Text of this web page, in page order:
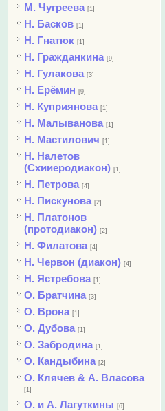
М. Чугреева [1]
Н. Басков [1]
Н. Гнатюк [1]
Н. Гражданкина [9]
Н. Гулакова [3]
Н. Ерёмин [9]
Н. Куприянова [1]
Н. Малыванова [1]
Н. Мастилович [1]
Н. Налетов
(Схииеродиакон) [1]
Н. Петрова [4]
Н. Пискунова [2]
Н. Платонов
(протодиакон) [2]
Н. Филатова [4]
Н. Червон (диакон) [4]
Н. Ястребова [1]
О. Братчина [3]
О. Врона [1]
О. Дубова [1]
О. Забродина [1]
О. Кандыбина [2]
О. Клячев & А. Власова
[1]
О. и А. Лагуткины [6]